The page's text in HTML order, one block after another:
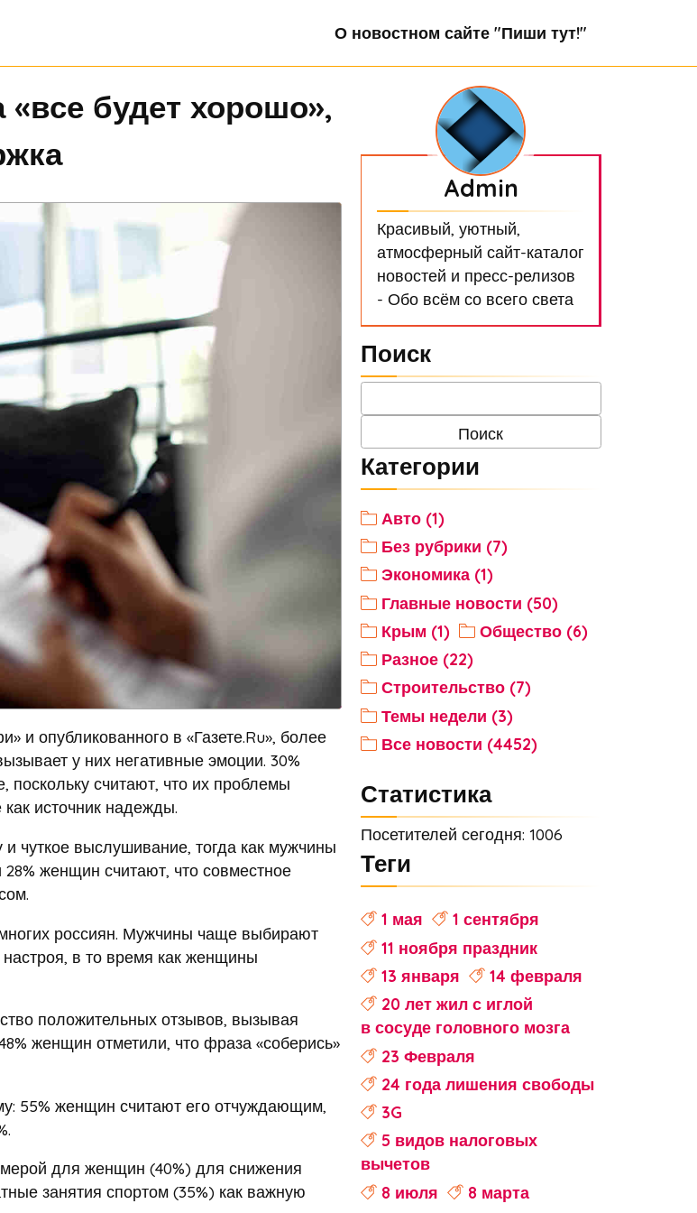
О новостном сайте "Пиши тут!"
будет хорошо»,
и опубликованного в «Газете.Ru», более
у них негативные эмоции. 30%
поскольку считают, что их проблемы
источник надежды.
выслушивание, тогда как мужчины
женщин считают, что совместное
россиян. Мужчины чаще выбирают
в то время как женщины
положительных отзывов, вызывая
женщин отметили, что фраза «соберись»
55% женщин считают его отчуждающим,
для женщин (40%) для снижения
занятия спортом (35%) как важную
Admin
Красивый, уютный,
атмосферный сайт-каталог
новостей и пресс-релизов
- Обо всём со всего света
Поиск
Категории
Авто (1)
Без рубрики (7)
Экономика (1)
Главные новости (50)
Крым (1)
Общество (6)
Разное (22)
Строительство (7)
Темы недели (3)
Все новости (4452)
Статистика
Посетителей сегодня: 1006
Теги
1 мая
1 сентября
11 ноября праздник
13 января
14 февраля
20 лет жил с иглой
в сосуде головного мозга
23 Февраля
24 года лишения свободы
3G
5 видов налоговых
вычетов
8 июля
8 марта